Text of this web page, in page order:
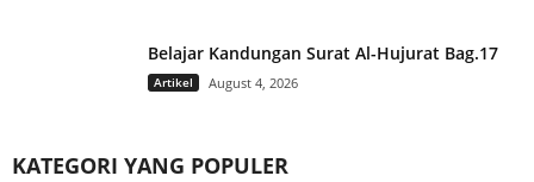
Belajar Kandungan Surat Al-Hujurat Bag.17
Artikel August 4, 2026
KATEGORI YANG POPULER